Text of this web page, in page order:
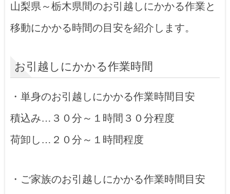
山梨県～栃木県間のお引越しにかかる作業と
移動にかかる時間の目安を紹介します。
お引越しにかかる作業時間
・単身のお引越しにかかる作業時間目安
積込み…３０分～１時間３０分程度
荷卸し…２０分～１時間程度
・ご家族のお引越しにかかる作業時間目安